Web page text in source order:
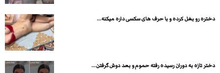
دختره رو بغل کرده و با حرف های سکسی داره میکنه...
دختر تازه به دوران رسیده رفته حموم و بعد دوش گرفتن...